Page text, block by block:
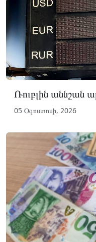
Ռուբլին աննշան
05 Օգոստոսի, 2026